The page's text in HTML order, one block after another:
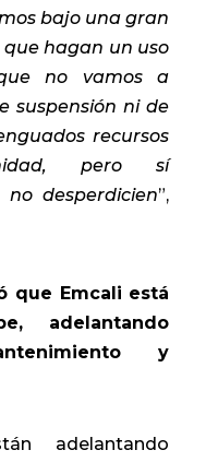
bajo una gran
que hagan un uso
no vamos a
suspensión ni de
recursos
pero sí
desperdicien”,
que Emcali está
adelantando
y
adelantando